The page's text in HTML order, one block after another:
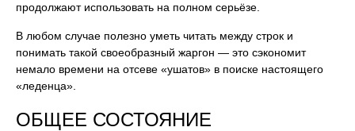
продолжают использовать на полном серьёзе.
В любом случае полезно уметь читать между строк и
понимать такой своеобразный жаргон — это сэкономит
немало времени на отсеве «ушатов» в поиске настоящего
«леденца».
ОБЩЕЕ СОСТОЯНИЕ